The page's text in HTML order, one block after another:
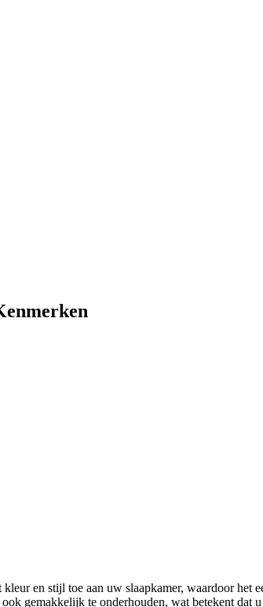
en stijl toe aan uw slaapkamer, waardoor
gemakkelijk te onderhouden, wat betekent dat